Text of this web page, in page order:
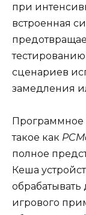
при
встроенная
сценариев
замедления
Программное
такое как
полное
Кеша
игрового